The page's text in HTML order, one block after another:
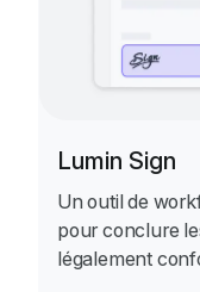
Lumin Sign
Un outil de
pour conclure
légalement